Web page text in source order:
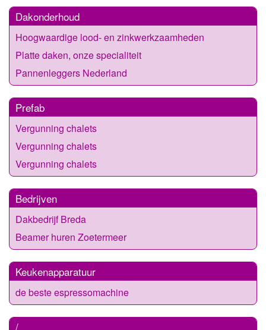
Dakonderhoud
Hoogwaardige lood- en zinkwerkzaamheden
Platte daken, onze specialiteit
Pannenleggers Nederland
Prefab
Vergunning chalets
Vergunning chalets
Vergunning chalets
Bedrijven
Dakbedrijf Breda
Beamer huren Zoetermeer
Keukenapparatuur
de beste espressomachine
/